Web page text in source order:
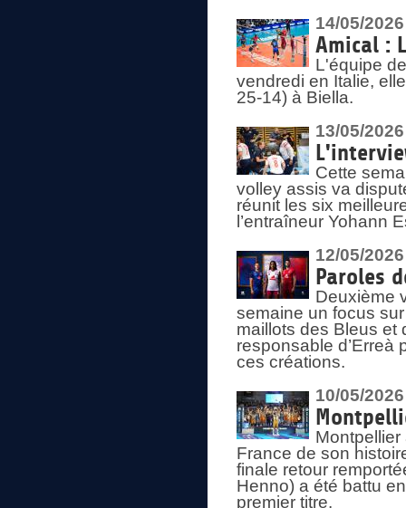
14/05/2026
Amical :
L'équipe
vendredi en Italie,
25-14) à Biella.
13/05/2026
Cette
volley assis va
réunit les six
l’entraîneur Yohann
12/05/2026
Paroles
Deuxième
semaine un focus
maillots des Bleus et
responsable d’Erreà
ces créations.
10/05/2026
France de son
finale retour
Henno) a été battu
premier titre.